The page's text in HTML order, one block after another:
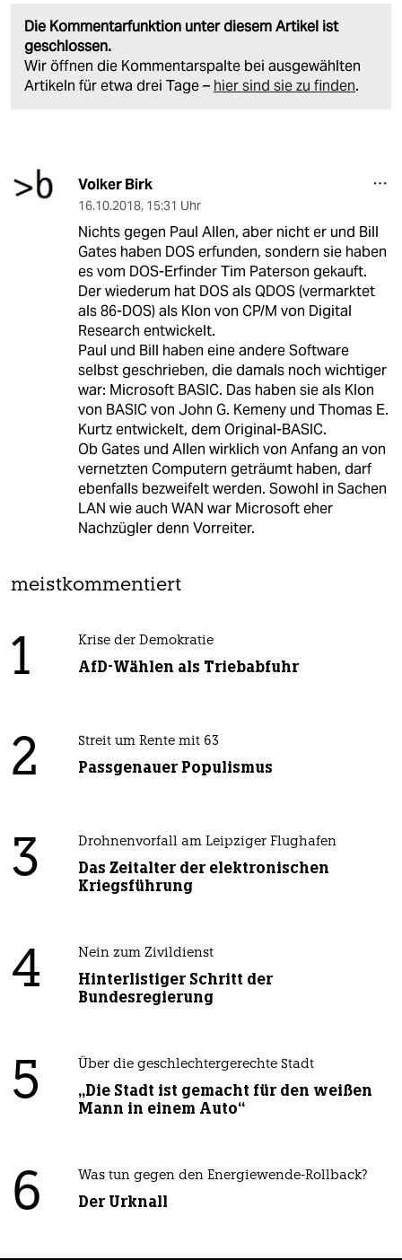
Die Kommentarfunktion unter diesem Artikel ist
geschlossen.
Wir öffnen die Kommentarspalte bei ausgewählten
Artikeln für etwa drei Tage – hier sind sie zu finden.
Volker Birk
16.10.2018, 15:31 Uhr
Nichts gegen Paul Allen, aber nicht er und Bill
Gates haben DOS erfunden, sondern sie haben
es vom DOS-Erfinder Tim Paterson gekauft.
Der wiederum hat DOS als QDOS (vermarktet
als 86-DOS) als Klon von CP/M von Digital
Research entwickelt.
Paul und Bill haben eine andere Software
selbst geschrieben, die damals noch wichtiger
war: Microsoft BASIC. Das haben sie als Klon
von BASIC von John G. Kemeny und Thomas E.
Kurtz entwickelt, dem Original-BASIC.
Ob Gates und Allen wirklich von Anfang an von
vernetzten Computern geträumt haben, darf
ebenfalls bezweifelt werden. Sowohl in Sachen
LAN wie auch WAN war Microsoft eher
Nachzügler denn Vorreiter.
meistkommentiert
1 Krise der Demokratie
AfD-Wählen als Triebabfuhr
2 Streit um Rente mit 63
Passgenauer Populismus
3 Drohnenvorfall am Leipziger Flughafen
Das Zeitalter der elektronischen
Kriegsführung
4 Nein zum Zivildienst
Hinterlistiger Schritt der
Bundesregierung
5 Über die geschlechtergerechte Stadt
„Die Stadt ist gemacht für den weißen
Mann in einem Auto“
6 Was tun gegen den Energiewende-Rollback?
Der Urknall